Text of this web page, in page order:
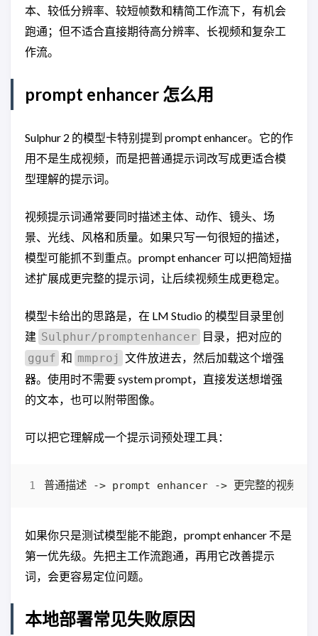
本、较低分辨率、较短帧数和精简工作流下，有机会
跑通；但不适合直接期待高分辨率、长视频和复杂工
作流。
prompt enhancer 怎么用
Sulphur 2 的模型卡特别提到 prompt enhancer。它的作
用不是生成视频，而是把普通提示词改写成更适合模
型理解的提示词。
视频提示词通常要同时描述主体、动作、镜头、场
景、光线、风格和质量。如果只写一句很短的描述，
模型可能抓不到重点。prompt enhancer 可以把简短描
述扩展成更完整的提示词，让后续视频生成更稳定。
模型卡给出的思路是，在 LM Studio 的模型目录里创
建 Sulphur/promptenhancer 目录，把对应的
gguf 和 mmproj 文件放进去，然后加载这个增强
器。使用时不需要 system prompt，直接发送想增强
的文本，也可以附带图像。
可以把它理解成一个提示词预处理工具：
如果你只是测试模型能不能跑，prompt enhancer 不是
第一优先级。先把主工作流跑通，再用它改善提示
词，会更容易定位问题。
本地部署常见失败原因